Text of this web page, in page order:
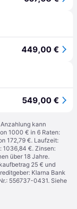
449,00 €
549,00 €
kann
1000 € in 6 Raten:
172,79 €. Laufzeit:
1036,84 €. Zinsen:
über 18 Jahre.
25 € und
Klarna Bank
556737-0431. Siehe